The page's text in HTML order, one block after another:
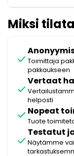
Miksi
check Toimittaja
pakkaukseen
check
Vertaat
helposti
check Nopeat
Tuote
check
Testatut
Näytämme